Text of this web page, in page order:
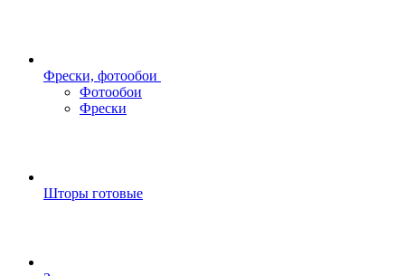
Фрески, фотообои
Фотообои
Фрески
Шторы готовые